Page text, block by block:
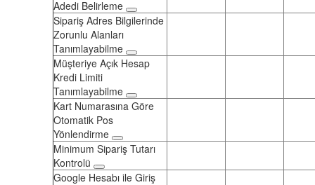
Adedi Belirleme
Sipariş Adres Bilgilerinde
Zorunlu Alanları
Tanımlayabilme
Müşteriye Açık Hesap
Kredi Limiti
Tanımlayabilme
Kart Numarasına Göre
Otomatik Pos
Yönlendirme
Minimum Sipariş Tutarı
Kontrolü
Google Hesabı ile Giriş